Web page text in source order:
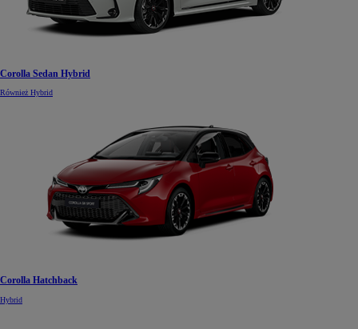
Corolla Sedan Hybrid
Również Hybrid
Corolla Hatchback
Hybrid